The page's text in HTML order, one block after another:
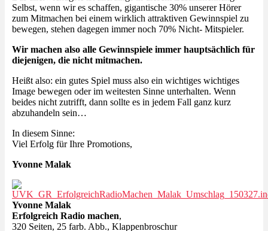
Selbst, wenn wir es schaffen, gigantische 30% unserer Hörer
zum Mitmachen bei einem wirklich attraktiven Gewinnspiel zu
bewegen, stehen dagegen immer noch 70% Nicht- Mitspieler.
Wir machen also alle Gewinnspiele immer hauptsächlich für
diejenigen, die nicht mitmachen.
Heißt also: ein gutes Spiel muss also ein wichtiges wichtiges
Image bewegen oder im weitesten Sinne unterhalten. Wenn
beides nicht zutrifft, dann sollte es in jedem Fall ganz kurz
abzuhandeln sein…
In diesem Sinne:
Viel Erfolg für Ihre Promotions,
Yvonne Malak
Yvonne Malak
Erfolgreich Radio machen,
320 Seiten, 25 farb. Abb., Klappenbroschur